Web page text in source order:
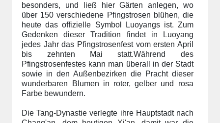
besonders, und ließ hier Gärten anlegen, wo
über 150 verschiedene Pfingstrosen blühen, die
heute das offizielle Symbol Luoyangs ist. Zum
Gedenken dieser Tradition findet in Luoyang
jedes Jahr das Pfingstrosenfest vom ersten April
bis zehnten Mai statt.Während des
Pfingstrosenfestes kann man überall in der Stadt
sowie in den Außenbezirken die Pracht dieser
wunderbaren Blumen in roter, gelber und rosa
Farbe bewundern.
Die Tang-Dynastie verlegte ihre Hauptstadt nach